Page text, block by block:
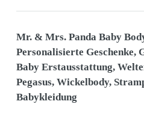
Mr. & Mrs. Panda Baby
Personalisierte Geschenke,
Baby Erstausstattung,
Pegasus, Wickelbody,
Babykleidung